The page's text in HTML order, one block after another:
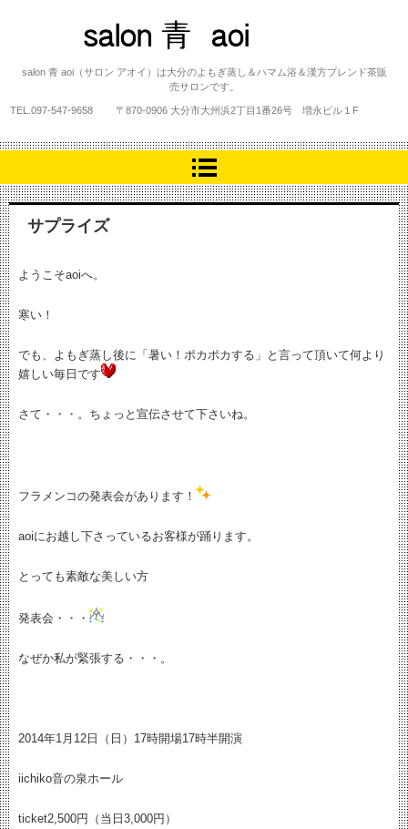
salon 青 aoi
salon 青 aoi（サロン アオイ）は大分のよもぎ蒸し＆ハマム浴＆漢方ブレンド茶販
売サロンです。
TEL. 097-547-9658 〒870-0906 大分市大州浜2丁目1番26号 増永ビル１F
サプライズ
ようこそaoiへ。
寒い！
でも、よもぎ蒸し後に「暑い！ポカポカする」と言って頂いて何より
嬉しい毎日です
さて・・・。ちょっと宣伝させて下さいね。
フラメンコの発表会があります！
aoiにお越し下さっているお客様が踊ります。
とっても素敵な美しい方
発表会・・・
なぜか私が緊張する・・・。
2014年1月12日（日）17時開場17時半開演
iichiko音の泉ホール
ticket2,500円（当日3,000円）